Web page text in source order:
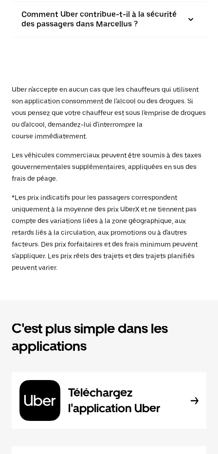
Comment Uber contribue-t-il à la sécurité
des passagers dans Marcellus ?
Uber n'accepte en aucun cas que les chauffeurs qui utilisent
son application consomment de l'alcool ou des drogues. Si
vous pensez que votre chauffeur est sous l'emprise de drogues
ou d'alcool, demandez-lui d'interrompre la
course immédiatement.
Les véhicules commerciaux peuvent être soumis à des taxes
gouvernementales supplémentaires, appliquées en sus des
frais de péage.
*Les prix indicatifs pour les passagers correspondent
uniquement à la moyenne des prix UberX et ne tiennent pas
compte des variations liées à la zone géographique, aux
retards liés à la circulation, aux promotions ou à d'autres
facteurs. Des prix forfaitaires et des frais minimum peuvent
s'appliquer. Les prix réels des trajets et des trajets planifiés
peuvent varier.
C'est plus simple dans les
applications
Téléchargez
l'application Uber